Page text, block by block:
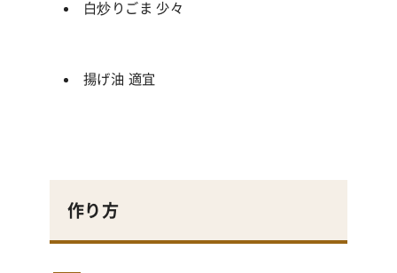
白炒りごま 少々
揚げ油 適宜
作り方